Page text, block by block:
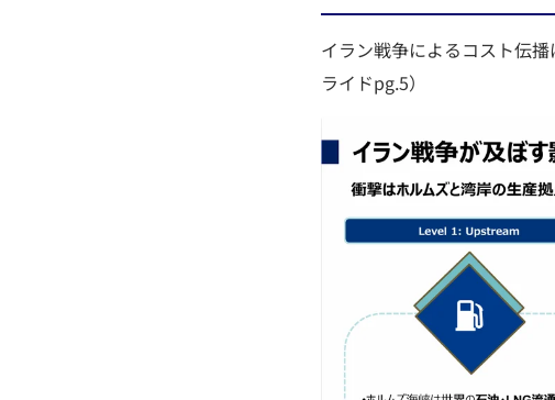
イラン戦争によるコスト伝
ライドpg.5）